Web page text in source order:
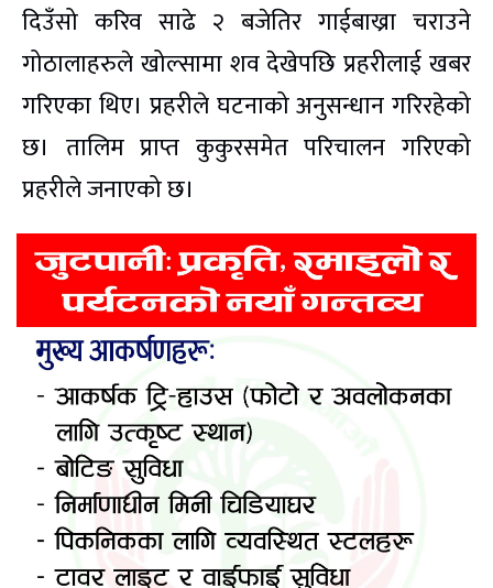
दिउँसो करिव साढे २ बजेतिर गाईबाख्रा चराउने
गोठालाहरुले खोल्सामा शव देखेपछि प्रहरीलाई खबर
गरिएका थिए। प्रहरीले घटनाको अनुसन्धान गरिरहेको
छ। तालिम प्राप्त कुकुरसमेत परिचालन गरिएको
प्रहरीले जनाएको छ।